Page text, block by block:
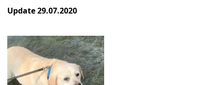
Update 29.07.2020